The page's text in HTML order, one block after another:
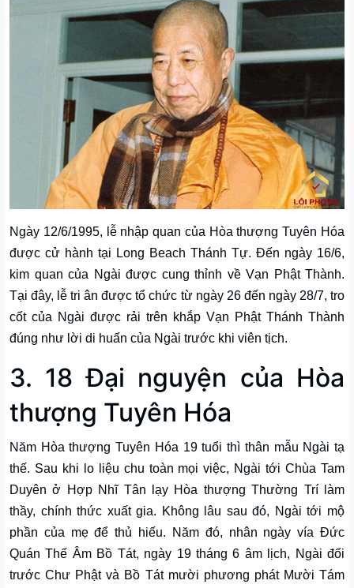
Ngày 12/6/1995, lễ nhập quan của Hòa thượng Tuyên Hóa
được cử hành tại Long Beach Thánh Tự. Đến ngày 16/6,
kim quan của Ngài được cung thỉnh về Vạn Phật Thành.
Tại đây, lễ tri ân được tổ chức từ ngày 26 đến ngày 28/7, tro
cốt của Ngài được rải trên khắp Vạn Phật Thánh Thành
đúng như lời di huấn của Ngài trước khi viên tịch.
3. 18 Đại nguyện của Hòa
thượng Tuyên Hóa
Năm Hòa thượng Tuyên Hóa 19 tuổi thì thân mẫu Ngài tạ
thế. Sau khi lo liệu chu toàn mọi việc, Ngài tới Chùa Tam
Duyên ở Hợp Nhĩ Tân lạy Hòa thượng Thường Trí làm
thầy, chính thức xuất gia. Không lâu sau đó, Ngài tới mộ
phần của mẹ để thủ hiếu. Năm đó, nhân ngày vía Đức
Quán Thế Âm Bồ Tát, ngày 19 tháng 6 âm lịch, Ngài đối
trước Chư Phật và Bồ Tát mười phương phát Mười Tám